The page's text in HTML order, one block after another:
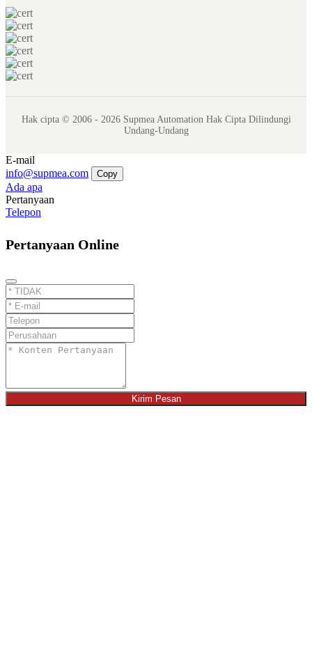
Hak cipta © 2006 - 2026 Supmea Automation Hak Cipta Dilindungi
Undang-Undang
E-mail
info@supmea.com
Copy
Ada apa
Pertanyaan
Telepon
Pertanyaan Online
Kirim Pesan